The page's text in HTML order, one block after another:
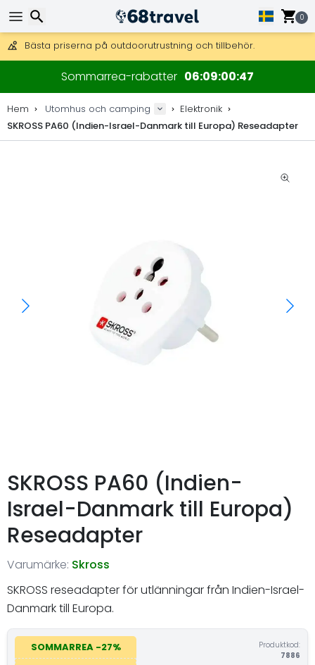
0
DHL Express över natten är också tillgängligt.
30 dagar för retur, 90 dagar för träkartor och dekorationer.
Bästa priserna på outdoorutrustning och tillbehör.
Sommarrea-rabatter 06090046
Hem Utomhus och camping
Elektronik
SKROSS PA60 (Indien-Israel-Danmark till Europa) Reseadapter
SKROSS PA60 (Indien-
Israel-Danmark till Europa)
Reseadapter
Varumärke: Skross
SKROSS reseadapter för utlänningar från Indien-Israel-
Danmark till Europa.
SOMMARREA -27%
Produktkod:
7886